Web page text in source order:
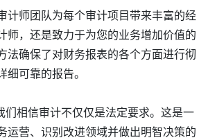
计师团队为每个审计项目带来丰富的经
师，还是致力于为您的业务增加价值的
法确保了对财务报表的各个方面进行彻
可靠的报告。
相信审计不仅仅是法定要求。这是一
运营、识别改进领域并做出明智决策的